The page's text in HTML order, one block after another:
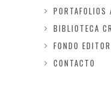
PORTAFOLIOS
BIBLIOTECA
FONDO
CONTACTO